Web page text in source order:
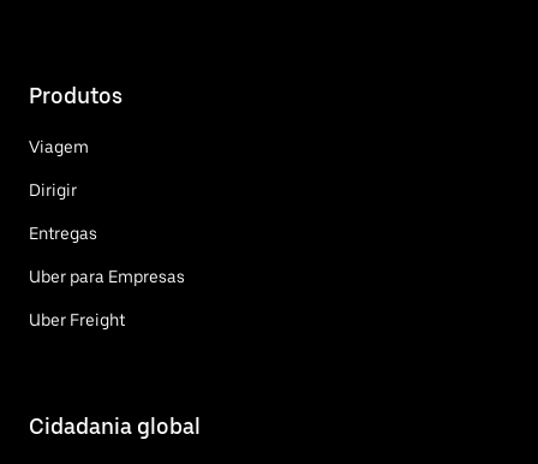
Produtos
Viagem
Dirigir
Entregas
Uber para Empresas
Uber Freight
Cidadania global